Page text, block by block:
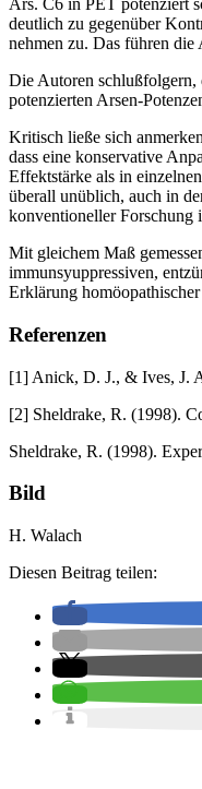
Ars. C6 in PET potenziert
deutlich zu gegenüber
nehmen zu. Das führen die
Die Autoren schlußfolgern,
potenzierten Arsen-
Kritisch ließe sich
dass eine konservative
Effektstärke als in
überall unüblich, auch in
konventioneller Forschung
Mit gleichem Maß
immunsyuppressiven,
Erklärung
Referenzen
[1] Anick, D. J., & Ives, J.
[2] Sheldrake, R. (1998).
Sheldrake, R. (1998).
Bild
H. Walach
Diesen Beitrag teilen: